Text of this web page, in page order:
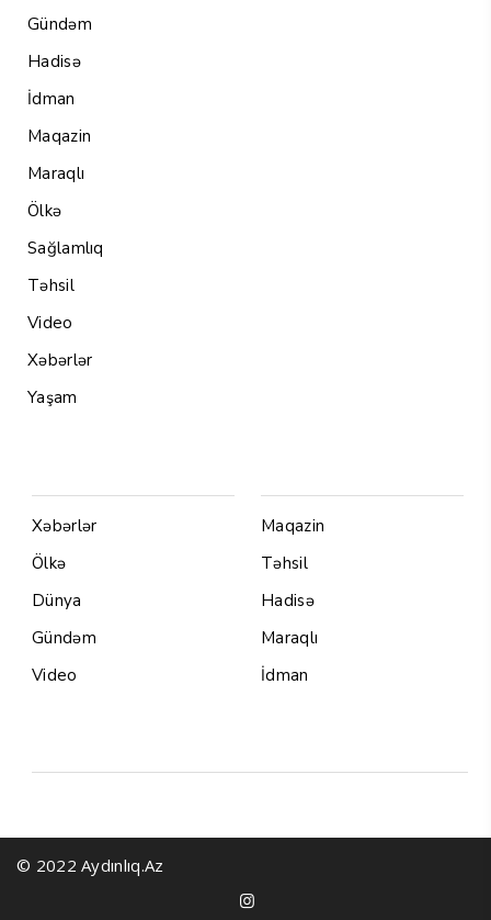
Gündəm
Hadisə
İdman
Maqazin
Maraqlı
Ölkə
Sağlamlıq
Təhsil
Video
Xəbərlər
Yaşam
Xəbərlər
Ölkə
Dünya
Gündəm
Video
Maqazin
Təhsil
Hadisə
Maraqlı
İdman
© 2022 Aydınlıq.Az